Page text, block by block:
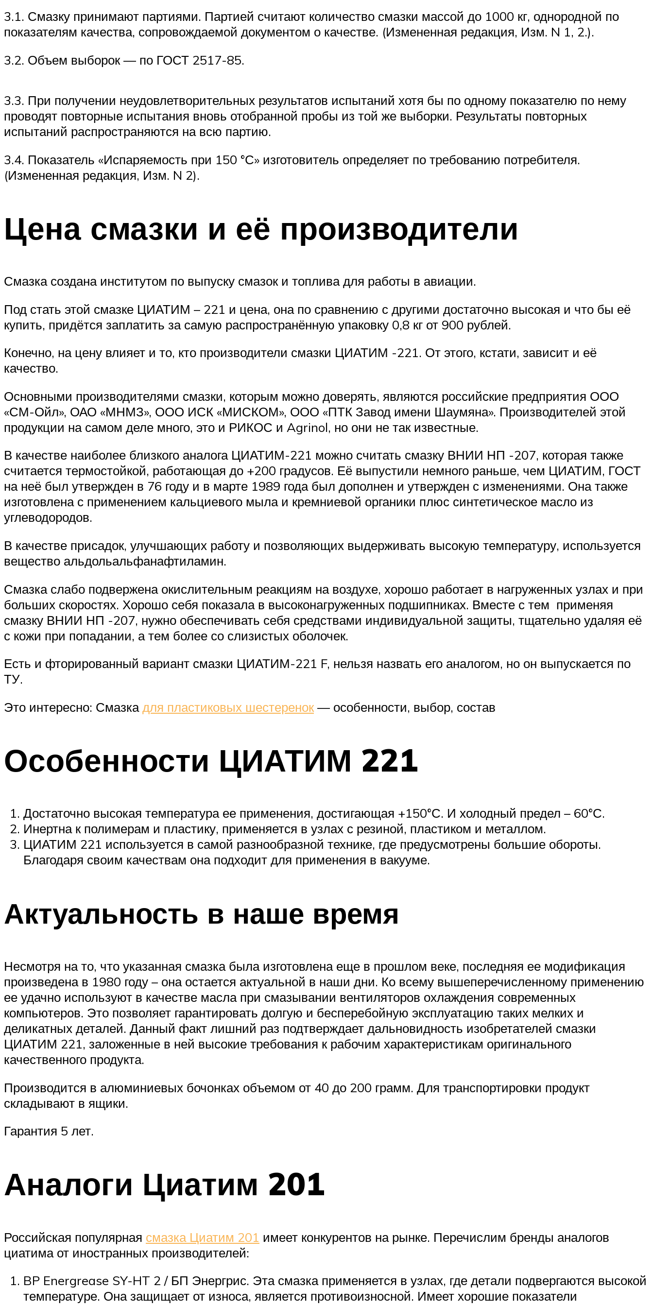
3.1. Смазку принимают партиями. Партией считают количество смазки массой до 1000 кг, однородной по
показателям качества, сопровождаемой документом о качестве. (Измененная редакция, Изм. N 1, 2.).
3.2. Объем выборок — по ГОСТ 2517-85.
3.3. При получении неудовлетворительных результатов испытаний хотя бы по одному показателю по нему
проводят повторные испытания вновь отобранной пробы из той же выборки. Результаты повторных
испытаний распространяются на всю партию.
3.4. Показатель «Испаряемость при 150 °С» изготовитель определяет по требованию потребителя.
(Измененная редакция, Изм. N 2).
Цена смазки и её производители
Смазка создана институтом по выпуску смазок и топлива для работы в авиации.
Под стать этой смазке ЦИАТИМ – 221 и цена, она по сравнению с другими достаточно высокая и что бы её
купить, придётся заплатить за самую распространённую упаковку 0,8 кг от 900 рублей.
Конечно, на цену влияет и то, кто производители смазки ЦИАТИМ -221. От этого, кстати, зависит и её
качество.
Основными производителями смазки, которым можно доверять, являются российские предприятия ООО
«СМ-Ойл», ОАО «МНМЗ», ООО ИСК «МИСКОМ», ООО «ПТК Завод имени Шаумяна». Производителей этой
продукции на самом деле много, это и РИКОС и Agrinol, но они не так известные.
В качестве наиболее близкого аналога ЦИАТИМ-221 можно считать смазку ВНИИ НП -207, которая также
считается термостойкой, работающая до +200 градусов. Её выпустили немного раньше, чем ЦИАТИМ, ГОСТ
на неё был утвержден в 76 году и в марте 1989 года был дополнен и утвержден с изменениями. Она также
изготовлена с применением кальциевого мыла и кремниевой органики плюс синтетическое масло из
углеводородов.
В качестве присадок, улучшающих работу и позволяющих выдерживать высокую температуру, используется
вещество альдольальфанафтиламин.
Смазка слабо подвержена окислительным реакциям на воздухе, хорошо работает в нагруженных узлах и при
больших скоростях. Хорошо себя показала в высоконагруженных подшипниках. Вместе с тем применяя
смазку ВНИИ НП -207, нужно обеспечивать себя средствами индивидуальной защиты, тщательно удаляя её
с кожи при попадании, а тем более со слизистых оболочек.
Есть и фторированный вариант смазки ЦИАТИМ-221 F, нельзя назвать его аналогом, но он выпускается по
ТУ.
Это интересно: Смазкадля пластиковых шестеренок — особенности, выбор, состав
Особенности ЦИАТИМ 221
Достаточно высокая температура ее применения, достигающая +150°С. И холодный предел – 60°С.
Инертна к полимерам и пластику, применяется в узлах с резиной, пластиком и металлом.
ЦИАТИМ 221 используется в самой разнообразной технике, где предусмотрены большие обороты.
Благодаря своим качествам она подходит для применения в вакууме.
Актуальность в наше время
Несмотря на то, что указанная смазка была изготовлена еще в прошлом веке, последняя ее модификация
произведена в 1980 году – она остается актуальной в наши дни. Ко всему вышеперечисленному применению
ее удачно используют в качестве масла при смазывании вентиляторов охлаждения современных
компьютеров. Это позволяет гарантировать долгую и бесперебойную эксплуатацию таких мелких и
деликатных деталей. Данный факт лишний раз подтверждает дальновидность изобретателей смазки
ЦИАТИМ 221, заложенные в ней высокие требования к рабочим характеристикам оригинального
качественного продукта.
Производится в алюминиевых бочонках объемом от 40 до 200 грамм. Для транспортировки продукт
складывают в ящики.
Гарантия 5 лет.
Аналоги Циатим 201
Российская популярная смазка Циатим 201 имеет конкурентов на рынке. Перечислим бренды аналогов
циатима от иностранных производителей:
BP Energrease SY-HT 2 / БП Энергрис. Эта смазка применяется в узлах, где детали подвергаются высокой
температуре. Она защищает от износа, является противоизносной. Имеет хорошие показатели